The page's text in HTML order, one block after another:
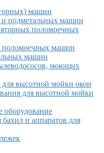
машин
подметальных машин
поломоечных
поломоечных машин
машин
моющих
высотной мойки окон
для высотной мойки
оборудование
и аппаратов для